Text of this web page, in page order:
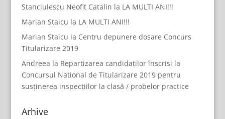
Stanciulescu Neofit Catalin la LA MULTI ANI!!!
Marian Staicu la LA MULTI ANI!!!
Marian Staicu la Centru depunere dosare Concurs
Titularizare 2019
Andreea la Repartizarea candidaților înscrisi la
Concursul National de Titularizare 2019 pentru
susținerea inspecțiilor la clasă / probelor practice
Arhive